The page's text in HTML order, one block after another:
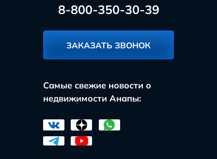
8-800-350-30-39
ЗАКАЗАТЬ ЗВОНОК
Самые свежие новости о
недвижимости Анапы: